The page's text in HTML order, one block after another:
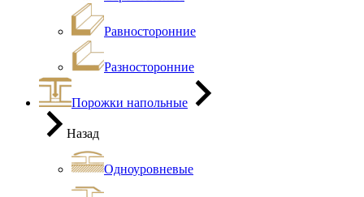
Равносторонние
Разносторонние
Порожки напольные
Назад
Одноуровневые